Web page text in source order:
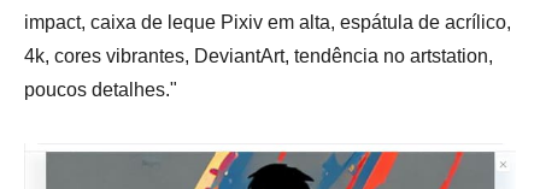
impact, caixa de leque Pixiv em alta, espátula de acrílico,
4k, cores vibrantes, DeviantArt, tendência no artstation,
poucos detalhes."